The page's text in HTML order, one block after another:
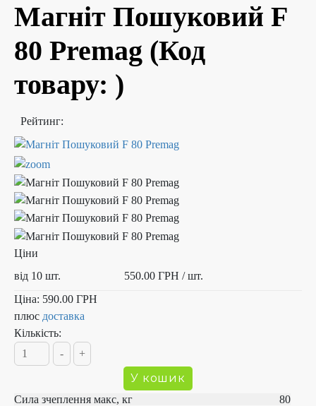
Магніт Пошуковий F
80 Premag (Код
товару: )
Рейтинг:
Ціни
від 10 шт.
550.00 ГРН / шт.
Ціна: 590.00 ГРН
плюс доставка
Кількість:
Сила зчеплення макс, кг 80